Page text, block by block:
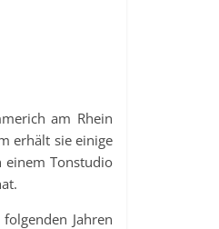
am Rhein
erhält sie einige
einem Tonstudio
Jahren